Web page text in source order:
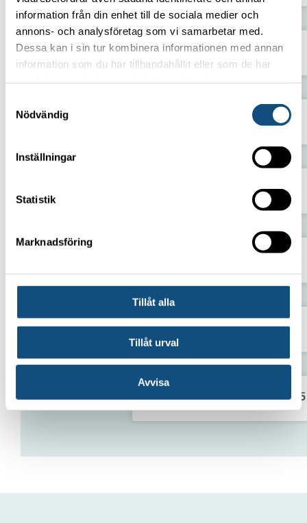
information från din enhet till de sociala medier och
annons- och analysföretag som vi samarbetar med.
Dessa kan i sin tur kombinera informationen med annan
information som du har tillhandahållit eller som de har
Nödvändig
Inställningar
Statistik
Marknadsföring
Tillåt alla
Tillåt urval
Avvisa
5 tons eltruckar
Reach Stacker 45 ton
Truck 1,6–1,8 ton (El)
Truck 25 ton
Containergående Truck